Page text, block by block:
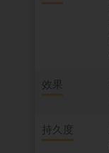
效果
持久度